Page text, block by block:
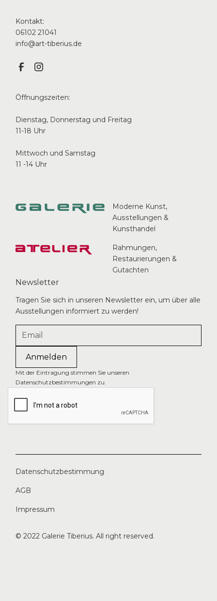
Kontakt:
06102 21041
info@art-tiberius.de
Öffnungszeiten:
Dienstag, Donnerstag und Freitag
11-18 Uhr
Mittwoch und Samstag
11 -14 Uhr
Moderne Kunst,
Ausstellungen &
Kunsthandel
Rahmungen,
Restaurierungen &
Gutachten
Newsletter
Tragen Sie sich in unseren Newsletter ein, um über alle
Ausstellungen informiert zu werden!
Mit der Eintragung stimmen Sie unseren
Datenschutzbestimmungen zu.
© 2022 Galerie Tiberius. All right reserved.
Datenschutzbestimmung
AGB
Impressum